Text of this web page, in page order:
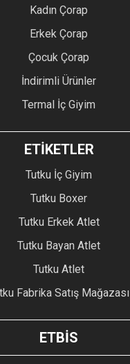
Kadın Çorap
Erkek Çorap
Çocuk Çorap
İndirimli Ürünler
Termal İç Giyim
ETİKETLER
Tutku İç Giyim
Tutku Boxer
Tutku Erkek Atlet
Tutku Bayan Atlet
Tutku Atlet
Fabrika Satış Mağazası
ETBİS